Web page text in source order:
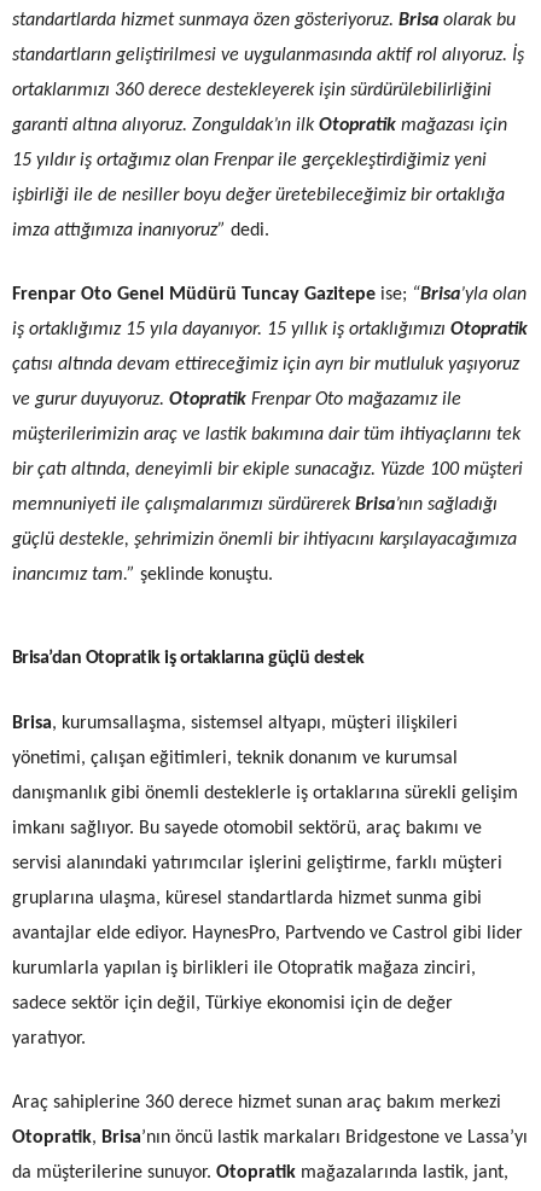
standartlarda hizmet sunmaya özen gösteriyoruz. Brisa olarak bu
standartların geliştirilmesi ve uygulanmasında aktif rol alıyoruz. İş
ortaklarımızı 360 derece destekleyerek işin sürdürülebilirliğini
garanti altına alıyoruz. Zonguldak’ın ilk Otopratik mağazası için
15 yıldır iş ortağımız olan Frenpar ile gerçekleştirdiğimiz yeni
işbirliği ile de nesiller boyu değer üretebileceğimiz bir ortaklığa
imza attığımıza inanıyoruz” dedi.
Frenpar Oto Genel Müdürü Tuncay Gazitepe ise; “Brisa’yla olan
iş ortaklığımız 15 yıla dayanıyor. 15 yıllık iş ortaklığımızı Otopratik
çatısı altında devam ettireceğimiz için ayrı bir mutluluk yaşıyoruz
ve gurur duyuyoruz. Otopratik Frenpar Oto mağazamız ile
müşterilerimizin araç ve lastik bakımına dair tüm ihtiyaçlarını tek
bir çatı altında, deneyimli bir ekiple sunacağız. Yüzde 100 müşteri
memnuniyeti ile çalışmalarımızı sürdürerek Brisa’nın sağladığı
güçlü destekle, şehrimizin önemli bir ihtiyacını karşılayacağımıza
inancımız tam.” şeklinde konuştu.
Brisa’dan Otopratik iş ortaklarına güçlü destek
Brisa, kurumsallaşma, sistemsel altyapı, müşteri ilişkileri
yönetimi, çalışan eğitimleri, teknik donanım ve kurumsal
danışmanlık gibi önemli desteklerle iş ortaklarına sürekli gelişim
imkanı sağlıyor. Bu sayede otomobil sektörü, araç bakımı ve
servisi alanındaki yatırımcılar işlerini geliştirme, farklı müşteri
gruplarına ulaşma, küresel standartlarda hizmet sunma gibi
avantajlar elde ediyor. HaynesPro, Partvendo ve Castrol gibi lider
kurumlarla yapılan iş birlikleri ile Otopratik mağaza zinciri,
sadece sektör için değil, Türkiye ekonomisi için de değer
yaratıyor.
Araç sahiplerine 360 derece hizmet sunan araç bakım merkezi
Otopratik, Brisa’nın öncü lastik markaları Bridgestone ve Lassa’yı
da müşterilerine sunuyor. Otopratik mağazalarında lastik, jant,